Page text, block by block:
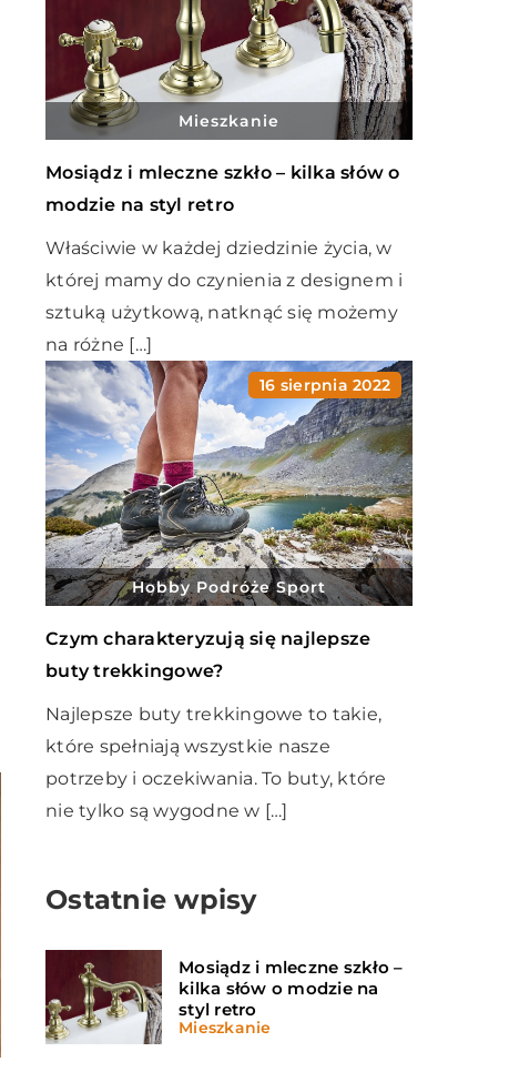
Mieszkanie
Mosiądz i mleczne szkło – kilka słów o
modzie na styl retro
Właściwie w każdej dziedzinie życia, w
której mamy do czynienia z designem i
sztuką użytkową, natknąć się możemy
na różne […]
16 sierpnia 2022
Hobby Podróże Sport
Czym charakteryzują się najlepsze
buty trekkingowe?
Najlepsze buty trekkingowe to takie,
które spełniają wszystkie nasze
potrzeby i oczekiwania. To buty, które
nie tylko są wygodne w […]
Ostatnie wpisy
Mosiądz i mleczne szkło –
kilka słów o modzie na
styl retro
Mieszkanie